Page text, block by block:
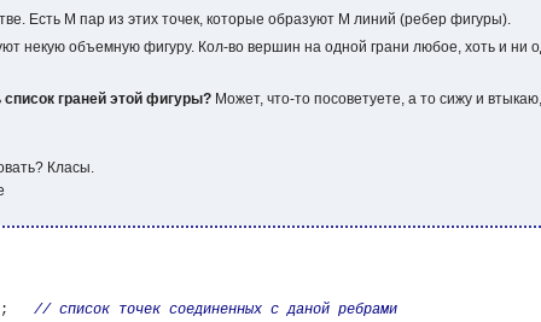
Есть M пар из этих точек, которые образуют М линий (ребер фигуры).
некую объемную фигуру. Кол-во вершин на одной грани любое, хоть и ни
список граней этой фигуры? Может, что-то посоветуете, а то сижу и
Класы.